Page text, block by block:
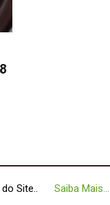
Site.. Saiba Mais...